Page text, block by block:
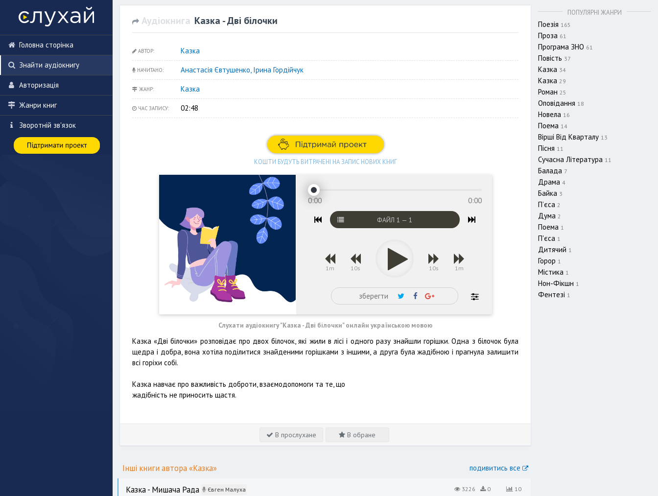
Головна сторінка
Знайти аудіокнигу
Авторизація
Жанри книг
Зворотній зв'язок
ПОПУЛЯРНІ ЖАНРИ
Поезія 165
Проза 61
Програма ЗНО 61
Повість 37
Казка 34
Казка 29
Роман 25
Оповідання 18
Новела 16
Поема 14
Вірші Від Кварталу 13
Пісня 11
Сучасна Література 11
Балада 7
Драма 4
Байка 3
П’єса 2
Дума 2
Поема 1
П'єса 1
Дитячий 1
Горор 1
Містика 1
Нон-Фікшн 1
Фентезі 1
Аудіокнига Казка - Дві білочки
АВТОР: Казка
НАЧИТАНО: Анастасія Євтушенко, Ірина Гордійчук
ЖАНР: Казка
ЧАС ЗАПИСУ: 02:48
КОШТИ БУДУТЬ ВИТРАЧЕНІ НА ЗАПИС НОВИХ КНИГ
0:00 0:00
ФАЙЛ 1 — 1
1m 10s 10s 1m
зберегти
Слухати аудіокнигу "Казка - Дві білочки" онлайн українською мовою
Казка «Дві білочки» розповідає про двох білочок, які жили в лісі і одного разу знайшли горішки. Одна з білочок була
щедра і добра, вона хотіла поділитися знайденими горішками з іншими, а друга була жадібною і прагнула залишити
всі горіхи собі.
Казка навчає про важливість доброти, взаємодопомоги та те, що
жадібність не приносить щастя.
В прослухане В обране
Інші книги автора «Казка» подивитись все
Казка - Мишача Рада Євген Малуха 3226 0
10